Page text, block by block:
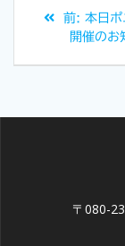
前: 本日ポ
開催のお
〒080-